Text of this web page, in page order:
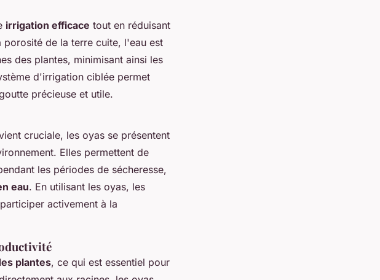
irrigation efficace tout en réduisant
de la terre cuite, l'eau est
des plantes, minimisant ainsi les
d'irrigation ciblée permet
précieuse et utile.
cruciale, les oyas se présentent
Elles permettent de
les périodes de sécheresse,
eau. En utilisant les oyas, les
activement à la
plantes, ce qui est essentiel pour